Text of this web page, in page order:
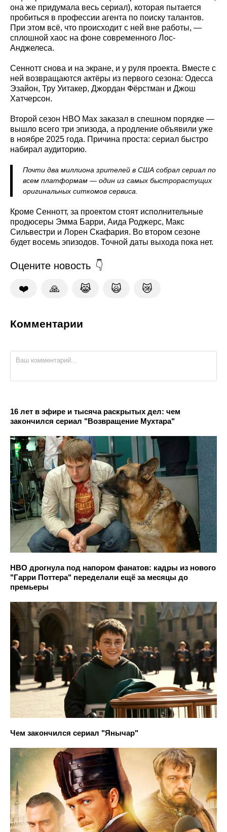
она же придумала весь сериал), которая пытается
пробиться в профессии агента по поиску талантов.
При этом всё, что происходит с ней вне работы, —
сплошной хаос на фоне современного Лос-
Анджелеса.
Сеннотт снова и на экране, и у руля проекта. Вместе с
ней возвращаются актёры из первого сезона: Одесса
Эзайон, Тру Уитакер, Джордан Фёрстман и Джош
Хатчерсон.
Второй сезон HBO Max заказал в спешном порядке —
вышло всего три эпизода, а продление объявили уже
в ноябре 2025 года. Причина проста: сериал быстро
набирал аудиторию.
Почти два миллиона зрителей в США собрал сериал по
всем платформам — один из самых быстрорастущих
оригинальных ситкомов сервиса.
Кроме Сеннотт, за проектом стоят исполнительные
продюсеры Эмма Барри, Аида Роджерс, Макс
Сильвестри и Лорен Скафария. Во втором сезоне
будет восемь эпизодов. Точной даты выхода пока нет.
Оцените новость
❤️ 🙏 😹 🙀 😿
Комментарии
16 лет в эфире и тысяча раскрытых дел: чем
закончился сериал "Возвращение Мухтара"
HBO дрогнула под напором фанатов: кадры из нового
"Гарри Поттера" переделали ещё за месяцы до
премьеры
Чем закончился сериал "Янычар"